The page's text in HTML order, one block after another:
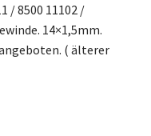
/ 8500 11102 /
14×1,5mm.
( älterer